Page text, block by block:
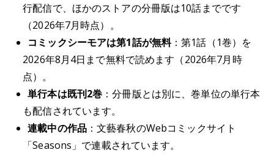
行配信で、ほかのストアの分冊版は10話までです
（2026年7月時点）。
コミックシーモアは第1話が無料：第1話（1巻）を
2026年8月4日まで無料で読めます（2026年7月時
点）。
単行本は既刊2巻 ：分冊版とは別に、巻単位の単行本
も配信されています。
連載中の作品：文藝春秋のWebコミックサイト
「Seasons」で連載されています。